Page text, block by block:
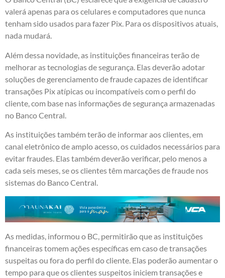
valerá apenas para os celulares e computadores que nunca
tenham sido usados para fazer Pix. Para os dispositivos atuais,
nada mudará.
Além dessa novidade, as instituições financeiras terão de
melhorar as tecnologias de segurança. Elas deverão adotar
soluções de gerenciamento de fraude capazes de identificar
transações Pix atípicas ou incompatíveis com o perfil do
cliente, com base nas informações de segurança armazenadas
no Banco Central.
As instituições também terão de informar aos clientes, em
canal eletrônico de amplo acesso, os cuidados necessários para
evitar fraudes. Elas também deverão verificar, pelo menos a
cada seis meses, se os clientes têm marcações de fraude nos
sistemas do Banco Central.
As medidas, informou o BC, permitirão que as instituições
financeiras tomem ações específicas em caso de transações
suspeitas ou fora do perfil do cliente. Elas poderão aumentar o
tempo para que os clientes suspeitos iniciem transações e